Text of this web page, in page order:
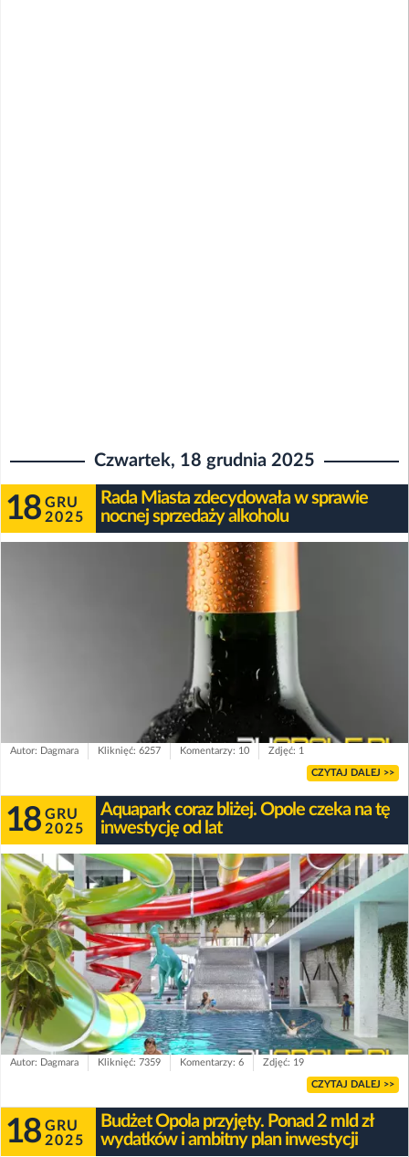
Czwartek, 18 grudnia 2025
18 GRU
2025
Rada Miasta zdecydowała w sprawie
nocnej sprzedaży alkoholu
Autor: Dagmara Kliknięć: 6257 Komentarzy: 10 Zdjęć: 1
CZYTAJ DALEJ >>
18 GRU
2025
Aquapark coraz bliżej. Opole czeka na tę
inwestycję od lat
Autor: Dagmara Kliknięć: 7359 Komentarzy: 6 Zdjęć: 19
CZYTAJ DALEJ >>
18 GRU
2025
Budżet Opola przyjęty. Ponad 2 mld zł
wydatków i ambitny plan inwestycji